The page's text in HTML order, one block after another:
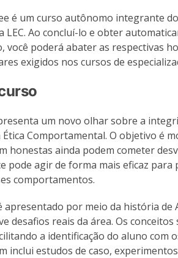
é um curso autônomo integrante
LEC. Ao concluí-lo e obter
você poderá abater as respectivas
exigidos nos cursos de
um novo olhar sobre a
Ética Comportamental. O objetivo é
honestas ainda podem cometer
pode agir de forma mais eficaz para
comportamentos.
apresentado por meio da história de
desafios reais da área. Os
a identificação do aluno com
inclui estudos de caso,